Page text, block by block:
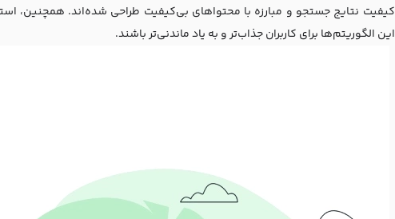
کیفیت نتایج جستجو و مبارزه با محتواهای بی‌کیفیت طراحی شده‌اند. همچنین،
این الگوریتم‌ها برای کاربران جذاب‌تر و به یاد ماندنی‌تر باشند.